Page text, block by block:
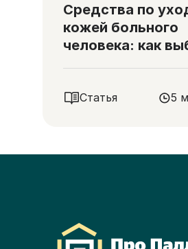
Средства по
кожей больного
человека: как
Статья 5